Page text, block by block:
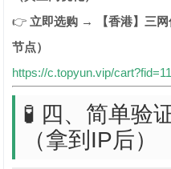
👉 立即选购 → 【香港】三
节点）
https://c.topyun.vip/
🧪 四、简单验
（拿到IP后）